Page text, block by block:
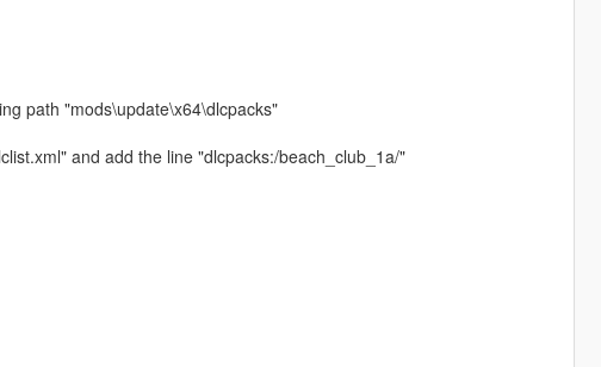
path "mods\update\x64\dlcpacks"
and add the line "dlcpacks:/beach_club_1a/"